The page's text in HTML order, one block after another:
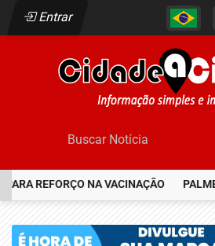
Entrar
REFORÇO NA VACINAÇÃO